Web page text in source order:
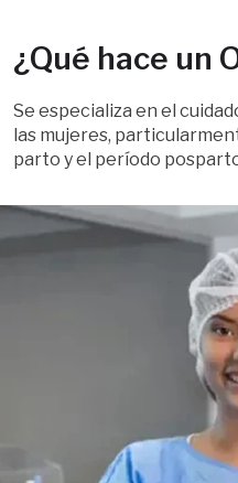
¿Qué hace un
Se especializa en el
las mujeres,
parto y el período